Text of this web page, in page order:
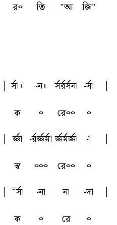
র৹ তি "আ জি"
sfai -ni sfrfsfna -sfa
ক ৹ রে৹৹ ৹
tfa -rftfmfa tfmftfa -a
স্ব ৹৹৹ রে৹৹ ৹
Nsfa -na na -da
ক ৹ রে ৹